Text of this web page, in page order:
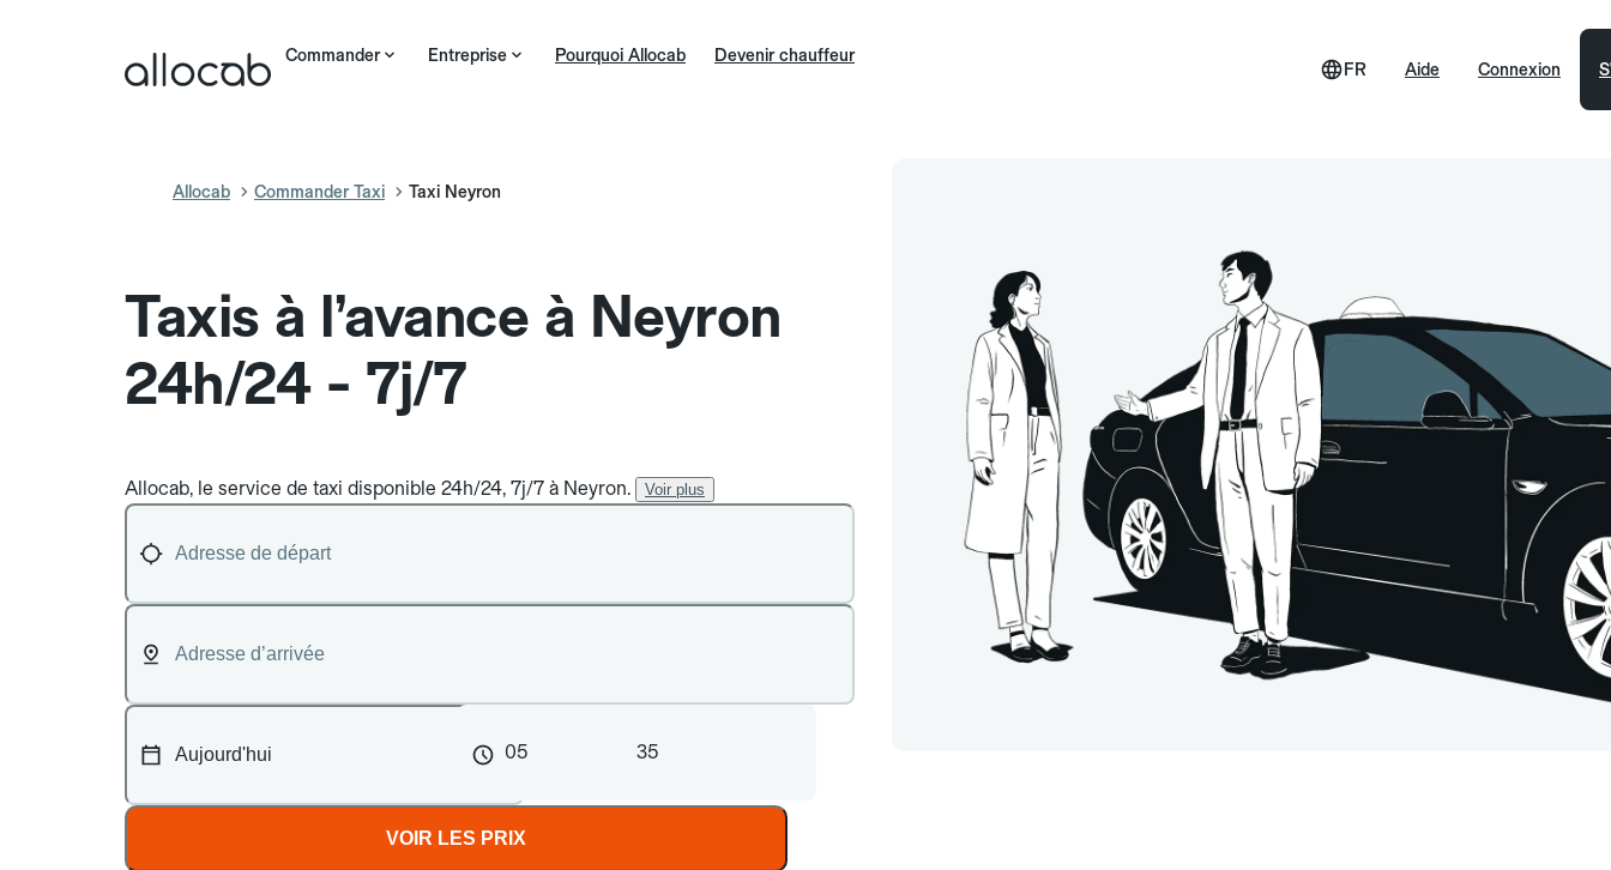
Commander Entreprise Pourquoi Allocab Devenir chauffeur
Aide
FR Connexion
Allocab Commander Taxi Taxi Neyron
Taxis à l’avance à Neyron
24h/24 - 7j/7
Allocab, le service de taxi disponible 24h/24, 7j/7 à Neyron. Voir plus
05 35
VOIR LES PRIX